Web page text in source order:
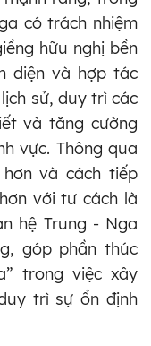
có trách nhiệm
hữu nghị bền
diện và hợp tác
sử, duy trì các
và tăng cường
vực. Thông qua
và cách tiếp
với tư cách là
hệ Trung - Nga
góp phần thúc
trong việc xây
trì sự ổn định